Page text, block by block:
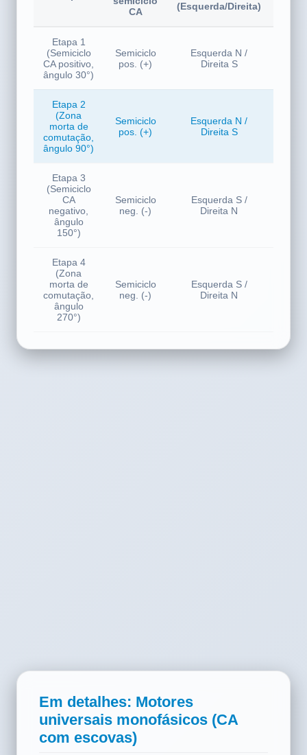
Status
Etapa 1
ângulo 30°)
Etapa 2
(Zona
ângulo 90°)
Etapa 3
(Semiciclo
CA
150°)
Etapa 4
(Zona
morta de
270°)
Em detalhes: Motores